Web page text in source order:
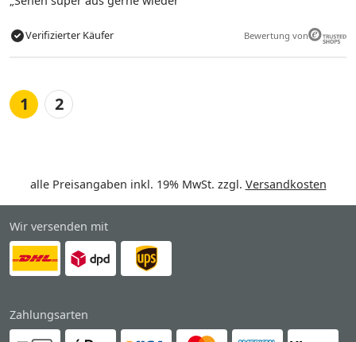
Verifizierter Käufer Bewertung von
1 2
alle Preisangaben inkl. 19% MwSt. zzgl. Versandkosten
Wir versenden mit
Zahlungsarten